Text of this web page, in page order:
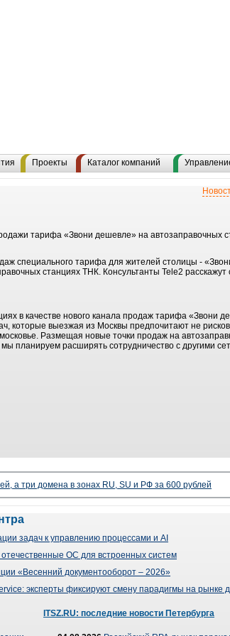
Проекты Каталог компаний
тарифа «Звони дешевле» на автозаправочных
специального тарифа для жителей столицы -
станциях ТНК. Консультанты Tele2
в качестве нового канала продаж тарифа «Звони
которые выезжая из Москвы предпочитают не
Размещая новые точки продаж на
планируем расширять сотрудничество с другими
а три домена в зонах RU, SU и РФ за 600 рублей
задач к управлению процессами и AI
ОС для встроенных систем
«Весенний документооборот – 2026»
эксперты фиксируют смену парадигмы на рынке
ITSZ.RU: последние новости Петербурга